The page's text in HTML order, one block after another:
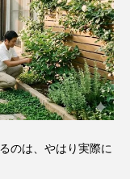
のは、やはり実際に